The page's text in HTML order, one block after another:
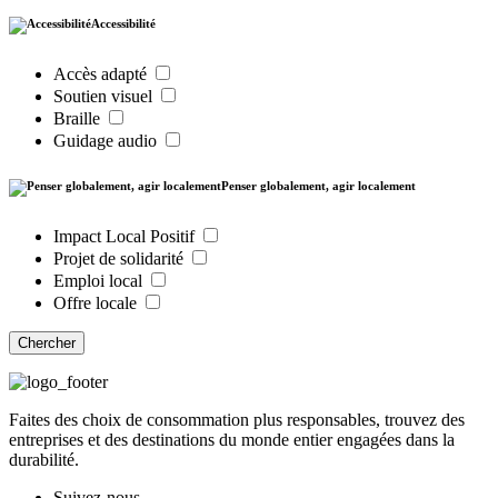
Accessibilité
Accès adapté
Soutien visuel
Braille
Guidage audio
Penser globalement, agir localement
Impact Local Positif
Projet de solidarité
Emploi local
Offre locale
Chercher
Faites des choix de consommation plus responsables, trouvez des
entreprises et des destinations du monde entier engagées dans la
durabilité.